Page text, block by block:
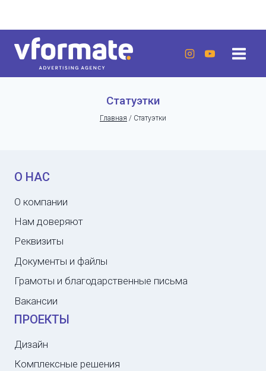
содержанию
Статуэтки
Главная / Статуэтки
О НАС
О компании
Нам доверяют
Реквизиты
Документы и файлы
Грамоты и благодарственные письма
Вакансии
ПРОЕКТЫ
Дизайн
Комплексные решения